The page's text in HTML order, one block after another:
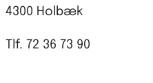
4300 Holbæk
Tlf. 72 36 73 90